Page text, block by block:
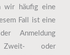
wir häufig eine
Fall ist eine
Anmeldung
Zweit- oder